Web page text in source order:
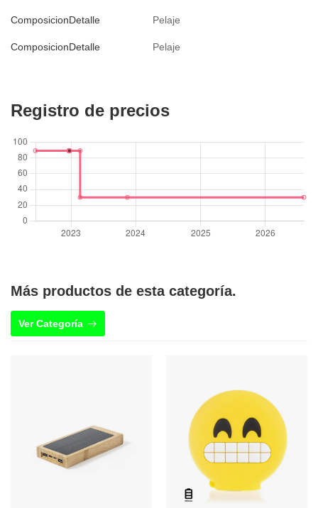
ComposicionDetalle Pelaje
ComposicionDetalle Pelaje
Registro de precios
Más productos de esta categoría.
Ver Categoría